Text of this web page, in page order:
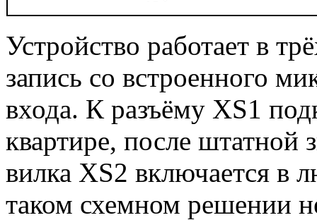
Устройство работает в
запись со встроенного
входа. К разъёму XS1
квартире, после штатной
вилка XS2 включается в
таком схемном решении